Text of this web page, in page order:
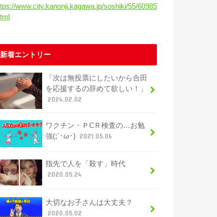
www.city.kanonji.kagawa.jp/soshiki/55/60985
新着エントリー
「次は無投票にしたいから合田
を応援するの辞めて欲しい！」
2024.02.02
ワクチン・ＰⅭＲ検査の…お勉
強(;´･ω･)
2021.05.06
指先で人を「殺す」時代
2020.05.24
大切なお子さんは大丈夫？
2020.05.02